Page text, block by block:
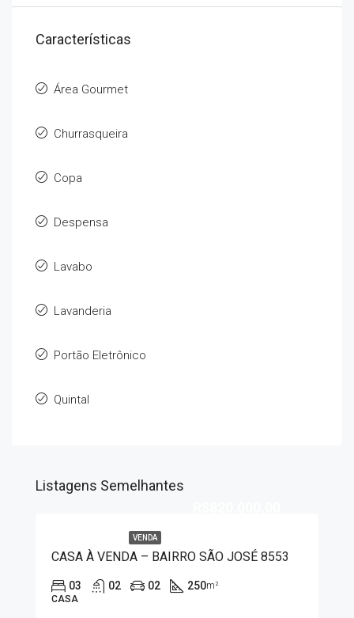
Características
Área Gourmet
Churrasqueira
Copa
Despensa
Lavabo
Lavanderia
Portão Eletrônico
Quintal
Listagens Semelhantes
VENDA
CASA À VENDA – BAIRRO SÃO JOSÉ 8553
03 02 02 250m²
CASA